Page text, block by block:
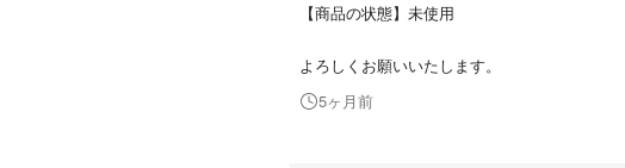
【商品の状態】未使用
よろしくお願いいたします。
5ヶ月前